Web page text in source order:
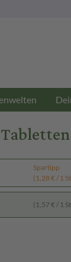
Spartipp
(1,28 € / 1
(1,57 € / 1